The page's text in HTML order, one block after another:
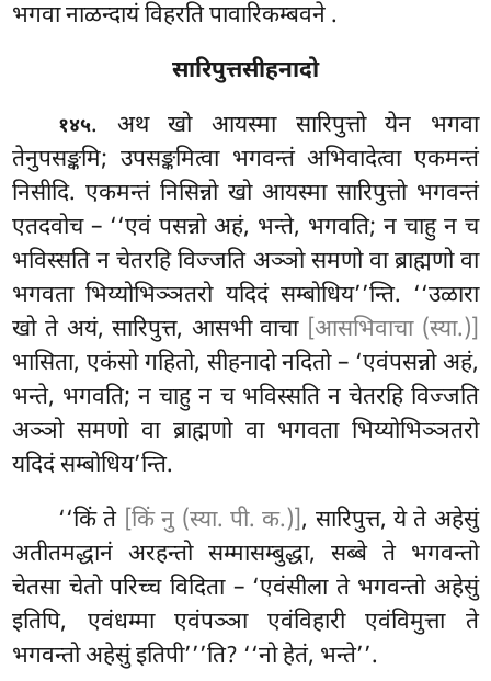
भगवा नाळन्दायं विहरति पावारिकम्बवने .
सारिपुत्तसीहनादो
१४५. अथ खो आयस्मा सारिपुत्तो येन भगवा
तेनुपसङ्कमि; उपसङ्कमित्वा भगवन्तं अभिवादेत्वा एकमन्तं
निसीदि. एकमन्तं निसिन्नो खो आयस्मा सारिपुत्तो भगवन्तं
एतदवोच – ‘‘एवं पसन्नो अहं, भन्ते, भगवति; न चाहु न च
भविस्सति न चेतरहि विज्जति अञ्ञो समणो वा ब्राह्मणो वा
भगवता भिय्योभिञ्ञतरो यदिदं सम्बोधिय’’न्ति. ‘‘उळारा
खो ते अयं, सारिपुत्त, आसभी वाचा [आसभिवाचा (स्या.)]
भासिता, एकंसो गहितो, सीहनादो नदितो – ‘एवंपसन्नो अहं,
भन्ते, भगवति; न चाहु न च भविस्सति न चेतरहि विज्जति
अञ्ञो समणो वा ब्राह्मणो वा भगवता भिय्योभिञ्ञतरो
यदिदं सम्बोधिय’न्ति.
‘‘किंते [किं नु (स्या. पी. क.)], सारिपुत्त, ये ते अहेसुं
अतीतमद्धानं अरहन्तो सम्मासम्बुद्धा, सब्बे ते भगवन्तो
चेतसा चेतो परिच्च विदिता – ‘एवंसीला ते भगवन्तो अहेसुं
इतिपि, एवंधम्मा एवंपञ्ञा एवंविहारी एवंविमुत्ता ते
भगवन्तो अहेसुं इतिपी’’’ति? ‘‘नो हेतं, भन्ते’’.